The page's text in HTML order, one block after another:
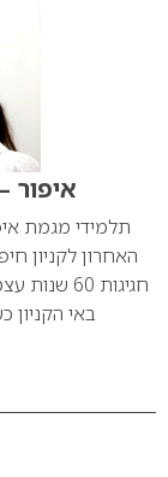
איפור – 60 שנות עצמאות לישראל
תלמידי מגמת
האחרון לקניון
חגיגות
באי הקניון